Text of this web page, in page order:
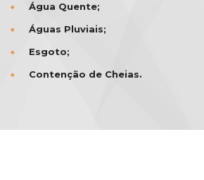
Água Quente;
Águas Pluviais;
Esgoto;
Contenção de Cheias.